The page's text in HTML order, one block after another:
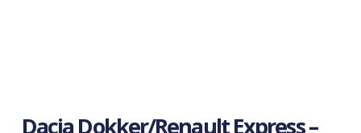
Dacia Dokker/Renault Express –